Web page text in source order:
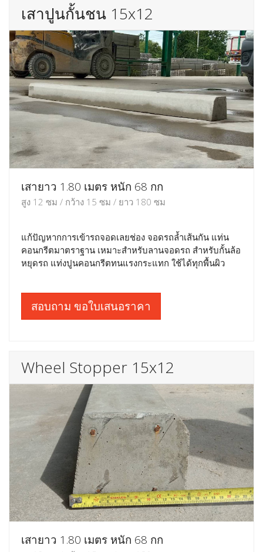
เสาปูนกั้นชน 15x12
เสายาว 1.80 เมตร หนัก 68 กก
สูง 12 ซม / กว้าง 15 ซม / ยาว 180 ซม
แก้ปัญหากการเข้ารถจอดเลยช่อง จอดรถล้ำเส้นกัน แท่น
คอนกรีตมาตราฐาน เหมาะสำหรับลานจอดรถ สำหรับกั้นล้อ
หยุดรถ แท่งปูนคอนกรีตทนแรงกระแทก ใช้ได้ทุกพื้นผิว
สอบถาม ขอใบเสนอราคา
Wheel Stopper 15x12
เสายาว 1.80 เมตร หนัก 68 กก